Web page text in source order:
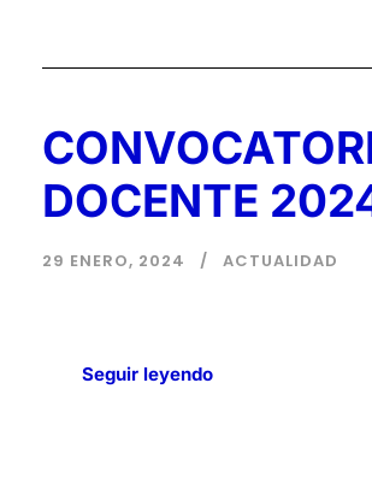
DOCENTE
29 ENERO, 2024 ACTUALIDAD
Seguir leyendo